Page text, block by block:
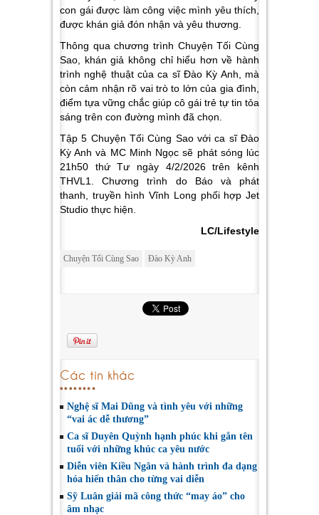
con gái được làm công việc mình yêu thích,
được khán giả đón nhận và yêu thương.
Thông qua chương trình Chuyện Tối Cùng
Sao, khán giả không chỉ hiểu hơn về hành
trình nghệ thuật của ca sĩ Đào Kỳ Anh, mà
còn cảm nhận rõ vai trò to lớn của gia đình,
điểm tựa vững chắc giúp cô gái trẻ tự tin tỏa
sáng trên con đường mình đã chọn.
Tập 5 Chuyện Tối Cùng Sao với ca sĩ Đào
Kỳ Anh và MC Minh Ngọc sẽ phát sóng lúc
21h50 thứ Tư ngày 4/2/2026 trên kênh
THVL1. Chương trình do Báo và phát
thanh, truyền hình Vĩnh Long phối hợp Jet
Studio thực hiện.
LC/Lifestyle
Chuyện Tối Cùng Sao Đào Kỳ Anh
Các tin khác
Nghệ sĩ Mai Dũng và tình yêu với những
“vai ác dễ thương”
Ca sĩ Duyên Quỳnh hạnh phúc khi gắn tên
tuổi với những khúc ca yêu nước
Diễn viên Kiều Ngân và hành trình đa dạng
hóa hiến thân cho từng vai diễn
Sỹ Luân giải mã công thức “may áo” cho
âm nhạc